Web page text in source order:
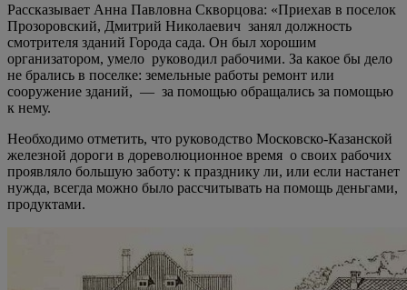
Рассказывает Анна Павловна Скворцова: «Приехав в поселок
Прозоровский, Дмитрий Николаевич занял должность
смотрителя зданий Города сада. Он был хорошим
организатором, умело руководил рабочими. За какое бы дело
не брались в поселке: земельные работы ремонт или
сооружение зданий, — за помощью обращались за помощью
к нему.
Необходимо отметить, что руководство Московско-Казанской
железной дороги в дореволюционное время о своих рабочих
проявляло большую заботу: к празднику ли, или если настанет
нужда, всегда можно было рассчитывать на помощь деньгами,
продуктами.